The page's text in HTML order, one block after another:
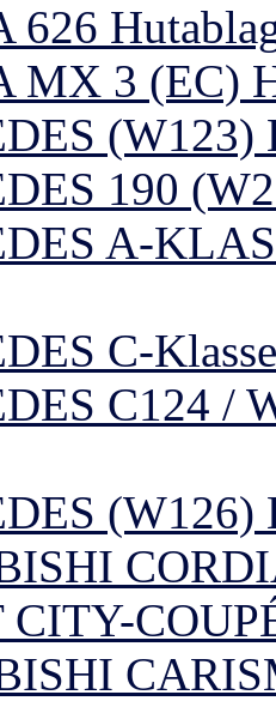
MX 3 (EC)
(W123)
190
A-
C-
C124 /
(W126)
CITY-